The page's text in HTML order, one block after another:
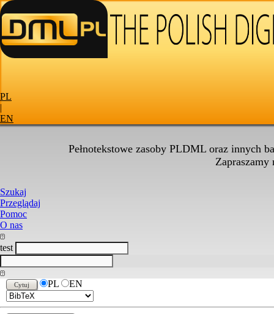
PL
|
EN
Pełnotekstowe zasoby PLDML oraz innych
Zapraszamy
Szukaj
Przeglądaj
Pomoc
O nas
test
PL EN